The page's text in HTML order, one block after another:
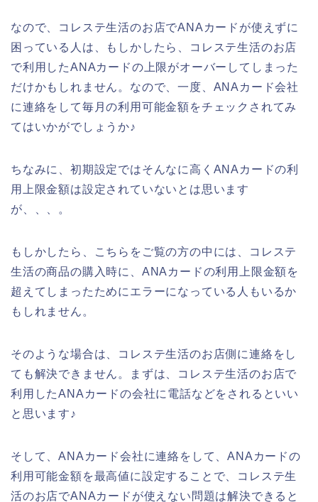
なので、コレステ生活のお店でANAカードが使えずに
困っている人は、もしかしたら、コレステ生活のお店
で利用したANAカードの上限がオーバーしてしまった
だけかもしれません。なので、一度、ANAカード会社
に連絡をして毎月の利用可能金額をチェックされてみ
てはいかがでしょうか♪
ちなみに、初期設定ではそんなに高くANAカードの利
用上限金額は設定されていないとは思います
が、、、。
もしかしたら、こちらをご覧の方の中には、コレステ
生活の商品の購入時に、ANAカードの利用上限金額を
超えてしまったためにエラーになっている人もいるか
もしれません。
そのような場合は、コレステ生活のお店側に連絡をし
ても解決できません。まずは、コレステ生活のお店で
利用したANAカードの会社に電話などをされるといい
と思います♪
そして、ANAカード会社に連絡をして、ANAカードの
利用可能金額を最高値に設定することで、コレステ生
活のお店でANAカードが使えない問題は解決できると